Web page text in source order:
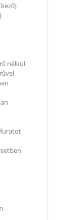
nélkül